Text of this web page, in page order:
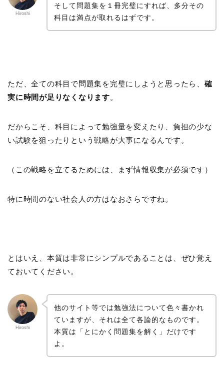
Hiroshi
そして問題集を１冊完璧にすれば、多分その
科目は満点が取れるはずです。
ただ、全ての科目で問題集を完璧にしようと思ったら、 確
実に時間が足りなくなります。
だからこそ、科目によって勉強量を変えたり、負担の少な
い試験を狙ったりという戦略が大事になるんです。
（この戦略を立てるためには、まず情報収集が必須です）
特に時間のない社会人の方はなおさらですね。
とはいえ、本質は非常にシンプルであることは、ぜひ覚え
ておいてください。
Hiroshi
他のサイト等では勉強法について色々書かれ
ていますが、それは全て各論的なものです。
本質は「とにかく問題集を解く」だけです
よ。